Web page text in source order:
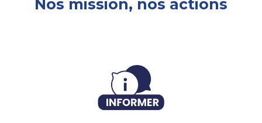
Nos mission, nos actions